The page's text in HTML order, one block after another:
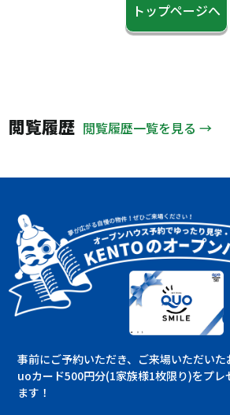
トップページへ
閲覧履歴 閲覧履歴一覧を見る →
事前にご予約いただき、ご来場いただい
uoカード500円分(1家族様1枚限り)をプレ
ます！